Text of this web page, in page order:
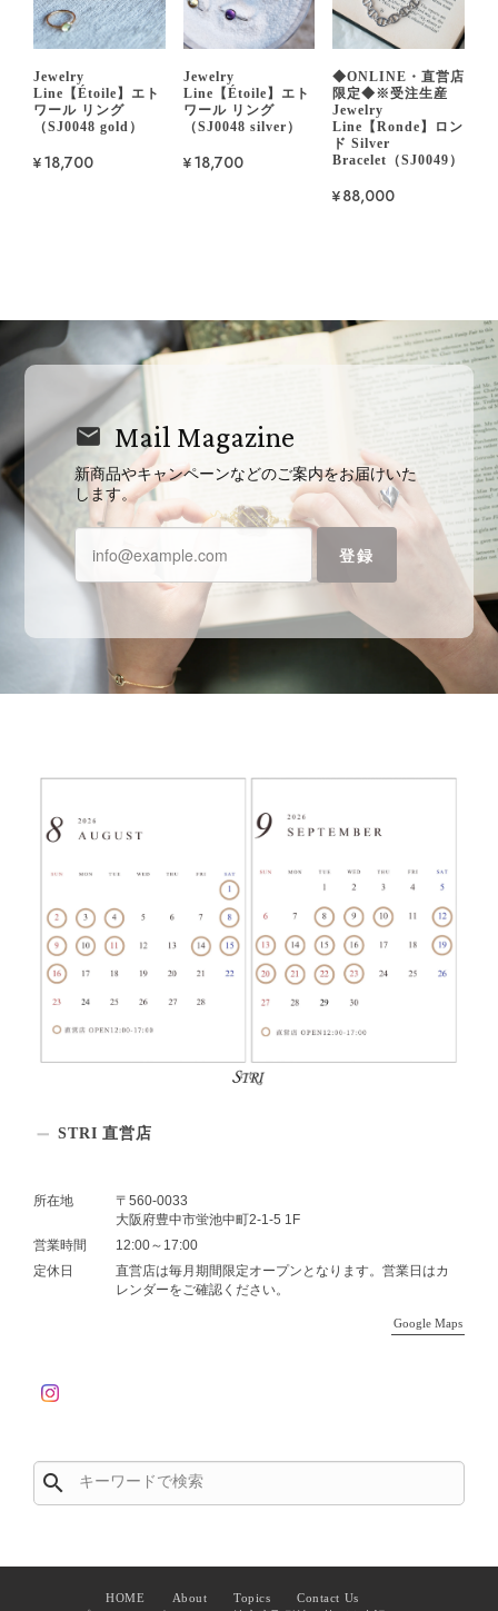
Jewelry
Line【Étoile】エト
ワール リング
（SJ0048 gold）
¥18,700
Jewelry
Line【Étoile】エト
ワール リング
（SJ0048 silver）
¥18,700
◆ONLINE・直営店
限定◆※受注生産
Jewelry
Line【Ronde】ロン
ド Silver
Bracelet（SJ0049）
¥88,000
Mail Magazine
新商品やキャンペーンなどのご案内をお届けいた
します。
登録
STRI 直営店
所在地
〒560-0033
大阪府豊中市蛍池中町2-1-5 1F
営業時間
12:00～17:00
定休日
直営店は毎月期間限定オープンとなります。営業日はカ
レンダーをご確認ください。
Google Maps
search
HOME About Topics
Contact Us